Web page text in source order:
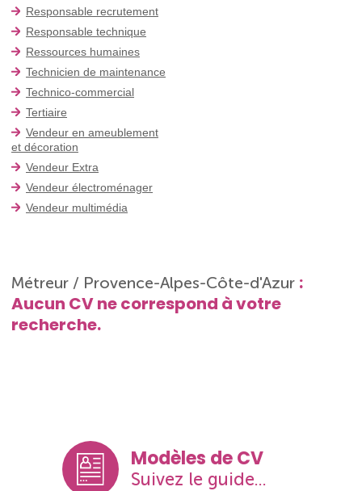
Responsable recrutement
Responsable technique
Ressources humaines
Technicien de maintenance
Technico-commercial
Tertiaire
Vendeur en ameublement
et décoration
Vendeur Extra
Vendeur électroménager
Vendeur multimédia
Métreur / Provence-Alpes-Côte-d'Azur :
Aucun CV ne correspond à votre
recherche.
Modèles de CV
Suivez le guide...